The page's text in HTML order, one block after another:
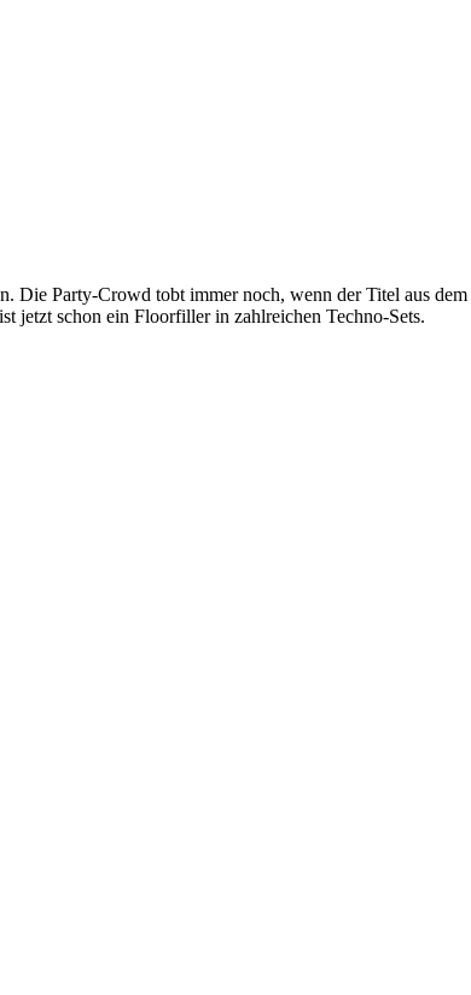
Die Party-Crowd tobt immer noch, wenn der Titel aus
jetzt schon ein Floorfiller in zahlreichen Techno-Sets.